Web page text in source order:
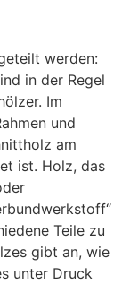
werden:
in der Regel
Im
und
am
ist. Holz, das
Teile zu
gibt an, wie
unter Druck